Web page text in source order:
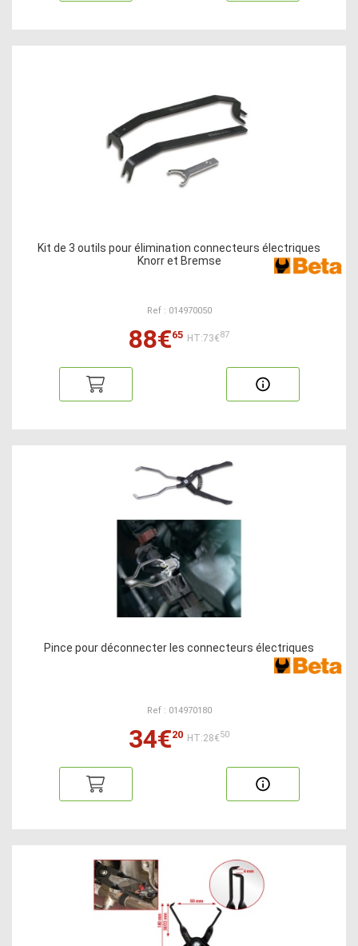
Kit de 3 outils pour élimination connecteurs électriques
Knorr et Bremse
Ref : 014970050
88€65 HT:73€87
Pince pour déconnecter les connecteurs électriques
Ref : 014970180
34€20 HT:28€50